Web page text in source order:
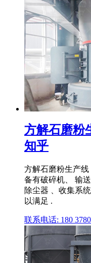
方解石磨粉
知乎
方解石磨粉生产
备有破碎机、 输
除尘器 、收集系
以满足 .
联系电话: 180 3780